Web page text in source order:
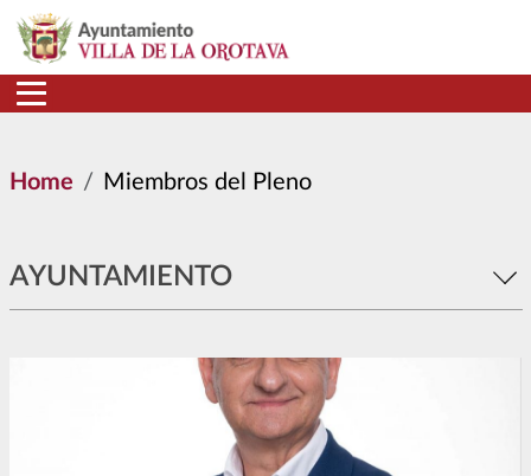
Skip to main content
Home Miembros del Pleno
AYUNTAMIENTO